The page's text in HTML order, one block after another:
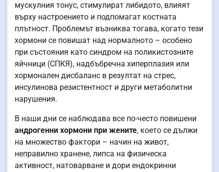
мускулния тонус, стимулират либидото, влияят
върху настроението и подпомагат костната
плътност. Проблемът възниква тогава, когато тези
хормони се повишат над нормалното – особено
при състояния като синдром на поликистозните
яйчници (СПКЯ), надбъбречна хиперплазия или
хормонален дисбаланс в резултат на стрес,
инсулинова резистентност и други метаболитни
нарушения.
В наши дни се наблюдава все по-често повишени
андрогенни хормони при жените, което се дължи
на множество фактори – начин на живот,
неправилно хранене, липса на физическа
активност, натоварване и дори ендокринни